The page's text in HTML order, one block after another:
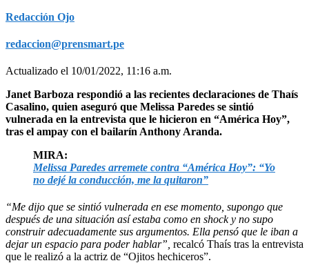
Redacción Ojo
redaccion@prensmart.pe
Actualizado el 10/01/2022, 11:16 a.m.
Janet Barboza respondió a las recientes declaraciones de Thaís
Casalino, quien aseguró que Melissa Paredes se sintió
vulnerada en la entrevista que le hicieron en “América Hoy”,
tras el ampay con el bailarín Anthony Aranda.
MIRA:
Melissa Paredes arremete contra “América Hoy”: “Yo
no dejé la conducción, me la quitaron”
“Me dijo que se sintió vulnerada en ese momento, supongo que
después de una situación así estaba como en shock y no supo
construir adecuadamente sus argumentos. Ella pensó que le iban a
dejar un espacio para poder hablar”, recalcó Thaís tras la entrevista
que le realizó a la actriz de “Ojitos hechiceros”.